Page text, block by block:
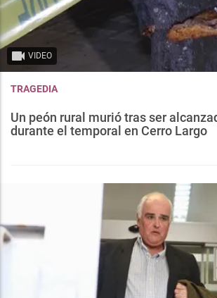
VIDEO
TRAGEDIA
Un peón rural murió tras ser
durante el temporal en Cerro Largo